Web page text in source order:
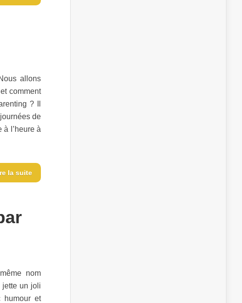
allons
comment
? Il
de
à l’heure à
la suite
nom
jette un joli
humour et